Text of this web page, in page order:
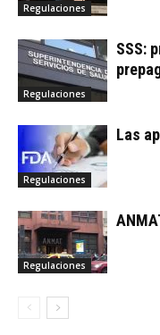
Regulaciones
Regulaciones
SSS:
Regulaciones
Las
Regulaciones